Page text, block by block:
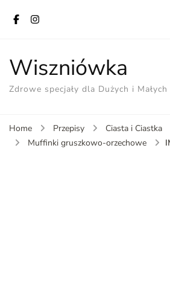
Wiszniówka
Zdrowe specjały dla Dużych i Małych
Home Przepisy Ciasta i Ciastka
Muffinki gruszkowo-orzechowe